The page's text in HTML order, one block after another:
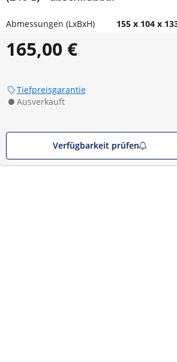
Abmessungen (LxBxH) 155 x 104 x
165,00 €
Tiefpreisgarantie
Ausverkauft
Verfügbarkeit prüfen